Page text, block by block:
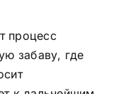
процесс
забаву, где